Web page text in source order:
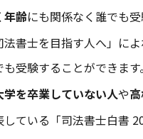
年齢にも関係なく誰でも
書士を目指す人へ」に
も受験することができま
学を卒業していない人や
している「司法書士白書